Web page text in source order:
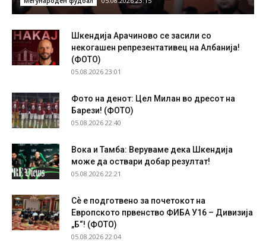
Шкендија Арачиново се засили со
некогашен репрезентативец на Албанија!
(ФОТО)
05.08.2026 23:01
Фото на денот: Цел Милан во дресот на
Барези! (ФОТО)
05.08.2026 22:40
Вока и Тамба: Веруваме дека Шкендија
може да оствари добар резултат!
05.08.2026 22:21
Сѐ е подготвено за почетокот на
Европското првенство ФИБА У16 – Дивизија
„Б“! (ФОТО)
05.08.2026 22:04